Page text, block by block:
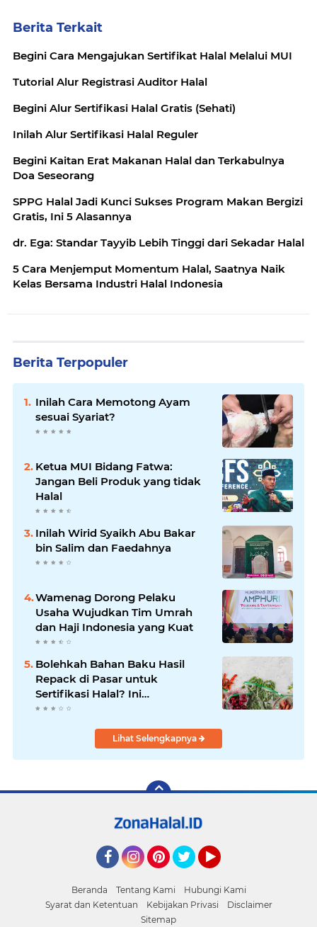
Berita Terkait
Begini Cara Mengajukan Sertifikat Halal Melalui MUI
Tutorial Alur Registrasi Auditor Halal
Begini Alur Sertifikasi Halal Gratis (Sehati)
Inilah Alur Sertifikasi Halal Reguler
Begini Kaitan Erat Makanan Halal dan Terkabulnya
Doa Seseorang
SPPG Halal Jadi Kunci Sukses Program Makan Bergizi
Gratis, Ini 5 Alasannya
dr. Ega: Standar Tayyib Lebih Tinggi dari Sekadar Halal
5 Cara Menjemput Momentum Halal, Saatnya Naik
Kelas Bersama Industri Halal Indonesia
Berita Terpopuler
Inilah Cara Memotong Ayam
sesuai Syariat?
Ketua MUI Bidang Fatwa:
Jangan Beli Produk yang tidak
Halal
Inilah Wirid Syaikh Abu Bakar
bin Salim dan Faedahnya
Wamenag Dorong Pelaku
Usaha Wujudkan Tim Umrah
dan Haji Indonesia yang Kuat
Bolehkah Bahan Baku Hasil
Repack di Pasar untuk
Sertifikasi Halal? Ini
Penjelasannya
Lihat Selengkapnya
Beranda Tentang Kami
Hubungi Kami
Syarat dan Ketentuan
Kebijakan Privasi
Disclaimer
Sitemap